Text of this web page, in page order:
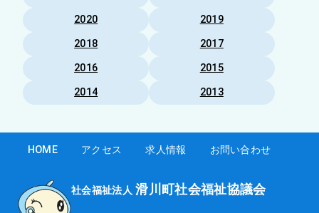
2020
2019
2018
2017
2016
2015
2014
2013
HOME アクセス 求人情報 お問い合わせ
社会福祉法人 滑川町社会福祉協議会